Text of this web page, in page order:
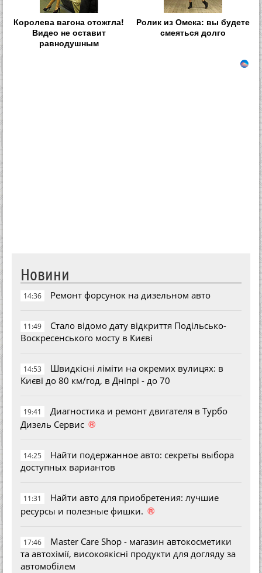
Королева вагона отожгла!
Видео не оставит
равнодушным
Ролик из Омска: вы будете
смеяться долго
Новини
14:36 Ремонт форсунок на дизельном авто
11:49
Стало відомо дату відкриття Подільсько-
Воскресенського мосту в Києві
14:53
Швидкісні ліміти на окремих вулицях: в
Києві до 80 км/год, в Дніпрі - до 70
19:41
Диагностика и ремонт двигателя в Турбо
Дизель Сервис ®
14:25
Найти подержанное авто: секреты выбора
доступных вариантов
11:31
Найти авто для приобретения: лучшие
ресурсы и полезные фишки. ®
17:46
Master Care Shop - магазин автокосметики
та автохімії, високоякісні продукти для догляду за
автомобілем